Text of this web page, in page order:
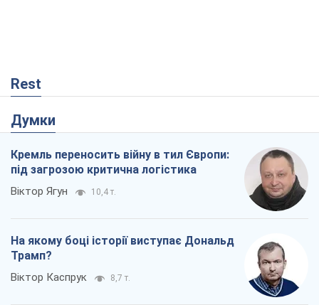
Rest
Думки
Кремль переносить війну в тил Європи:
під загрозою критична логістика
Віктор Ягун 10,4 т.
На якому боці історії виступає Дональд
Трамп?
Віктор Каспрук 8,7 т.